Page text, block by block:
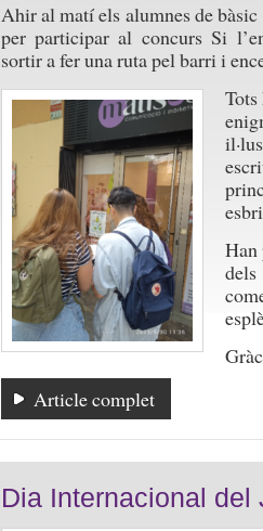
Ahir al matí els alumnes de
per participar al concurs Si
sortir a fer una ruta pel barri i
Han
dels
Article complet
Dia Internacional del